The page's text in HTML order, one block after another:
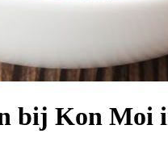
bij Kon Moi